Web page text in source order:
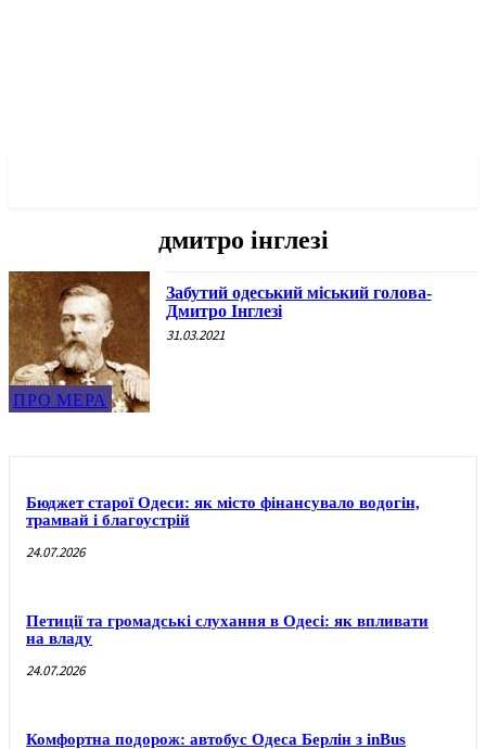
дмитро інглезі
ПРО МЕРА
Забутий одеський міський голова-
Дмитро Інглезі
31.03.2021
Бюджет старої Одеси: як місто фінансувало водогін,
трамвай і благоустрій
24.07.2026
Петиції та громадські слухання в Одесі: як впливати
на владу
24.07.2026
Комфортна подорож: автобус Одеса Берлін з inBus